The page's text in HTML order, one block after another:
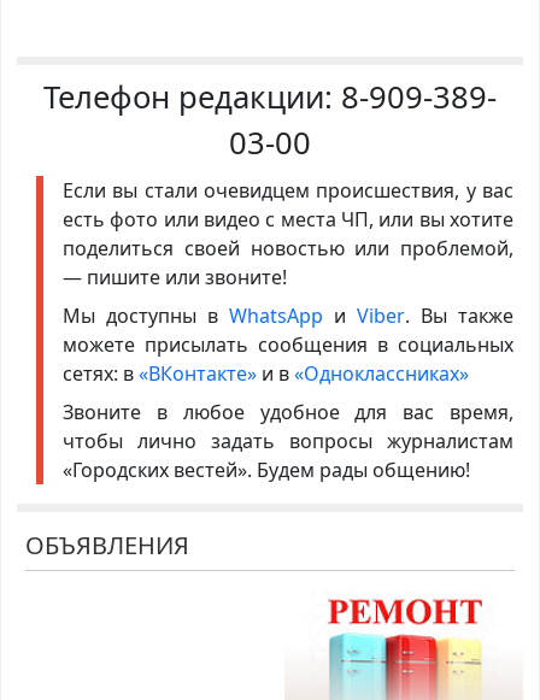
Телефон редакции: 8-909-389-
03-00
Если вы стали очевидцем происшествия, у вас
есть фото или видео с места ЧП, или вы хотите
поделиться своей новостью или проблемой,
— пишите или звоните!
Мы доступны в WhatsApp иViber. Вы также
можете присылать сообщения в социальных
сетях: в«ВКонтакте»и в«Одноклассниках»
Звоните в любое удобное для вас время,
чтобы лично задать вопросы журналистам
«Городских вестей». Будем рады общению!
ОБЪЯВЛЕНИЯ